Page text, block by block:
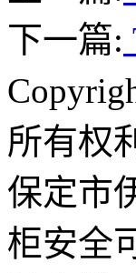
下一篇:
所有权
保定市
柜安全